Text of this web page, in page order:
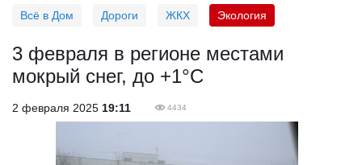
Всё в Дом Дороги ЖКХ Экология
3 февраля в регионе местами
мокрый снег, до +1°С
2 февраля 2025 19:11 4434